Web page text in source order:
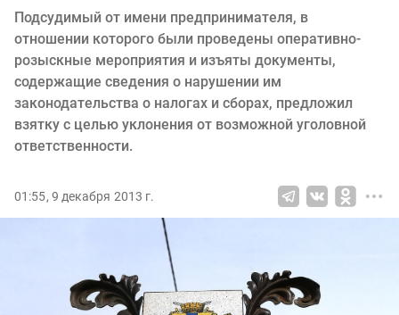
Подсудимый от имени предпринимателя, в
отношении которого были проведены оперативно-
розыскные мероприятия и изъяты документы,
содержащие сведения о нарушении им
законодательства о налогах и сборах, предложил
взятку с целью уклонения от возможной уголовной
ответственности.
01:55, 9 декабря 2013 г.